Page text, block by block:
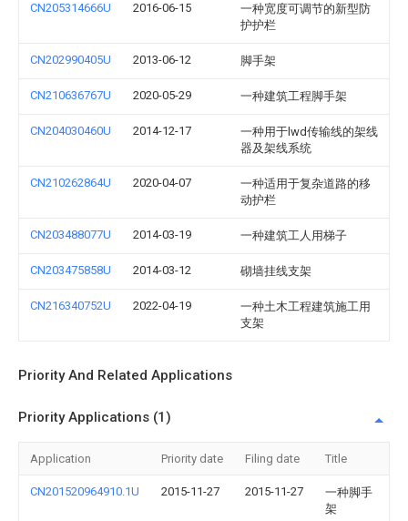
CN205314666U 2016-06-15
一种宽度可调节的新型防
护护栏
CN202990405U 2013-06-12 脚手架
CN210636767U 2020-05-29 一种建筑工程脚手架
CN204030460U 2014-12-17
一种用于lwd传输线的架线
器及架线系统
CN210262864U 2020-04-07
一种适用于复杂道路的移
动护栏
CN203488077U 2014-03-19 一种建筑工人用梯子
CN203475858U 2014-03-12 砌墙挂线支架
CN216340752U 2022-04-19
一种土木工程建筑施工用
支架
Priority And Related Applications
Priority Applications (1)
Application Priority date Filing date Title
CN201520964910.1U 2015-11-27 2015-11-27
一种脚手
架